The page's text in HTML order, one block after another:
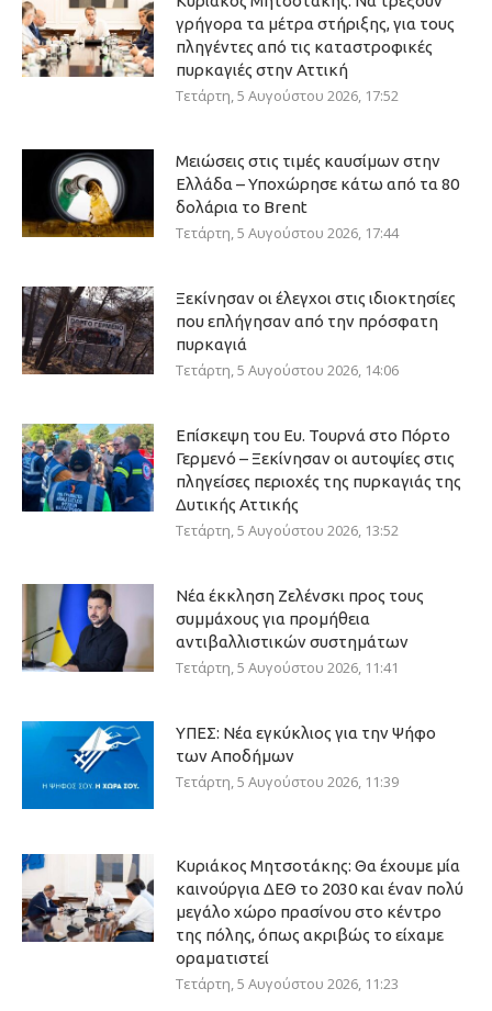
γρήγορα τα μέτρα στήριξης, για τους
πληγέντες από τις καταστροφικές
πυρκαγιές στην Αττική
Τετάρτη, 5 Αυγούστου 2026, 17:52
Μειώσεις στις τιμές καυσίμων στην
Ελλάδα – Υποχώρησε κάτω από τα 80
δολάρια το Brent
Τετάρτη, 5 Αυγούστου 2026, 17:44
Ξεκίνησαν οι έλεγχοι στις ιδιοκτησίες
που επλήγησαν από την πρόσφατη
πυρκαγιά
Τετάρτη, 5 Αυγούστου 2026, 14:06
Επίσκεψη του Ευ. Τουρνά στο Πόρτο
Γερμενό – Ξεκίνησαν οι αυτοψίες στις
πληγείσες περιοχές της πυρκαγιάς της
Δυτικής Αττικής
Τετάρτη, 5 Αυγούστου 2026, 13:52
Νέα έκκληση Ζελένσκι προς τους
συμμάχους για προμήθεια
αντιβαλλιστικών συστημάτων
Τετάρτη, 5 Αυγούστου 2026, 11:41
ΥΠΕΣ: Νέα εγκύκλιος για την Ψήφο
των Αποδήμων
Τετάρτη, 5 Αυγούστου 2026, 11:39
Κυριάκος Μητσοτάκης: Θα έχουμε μία
καινούργια ΔΕΘ το 2030 και έναν πολύ
μεγάλο χώρο πρασίνου στο κέντρο
της πόλης, όπως ακριβώς το είχαμε
οραματιστεί
Τετάρτη, 5 Αυγούστου 2026, 11:23